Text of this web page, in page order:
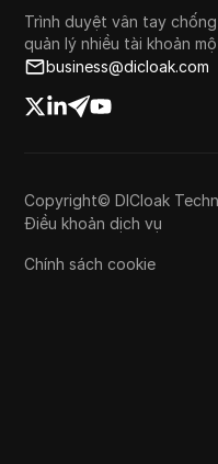
Trình duyệt vân tay
quản lý nhiều tài khoản
business@dicloak.com
Copyright© DICloak
Điều khoản dịch vụ
Chính sách cookie